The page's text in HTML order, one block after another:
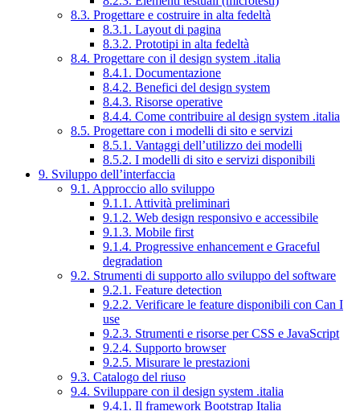
8.3. Progettare e costruire in alta fedeltà
8.3.1. Layout di pagina
8.3.2. Prototipi in alta fedeltà
8.4. Progettare con il design system .italia
8.4.1. Documentazione
8.4.2. Benefici del design system
8.4.3. Risorse operative
8.4.4. Come contribuire al design system .italia
8.5. Progettare con i modelli di sito e servizi
8.5.1. Vantaggi dell’utilizzo dei modelli
8.5.2. I modelli di sito e servizi disponibili
9. Sviluppo dell’interfaccia
9.1. Approccio allo sviluppo
9.1.1. Attività preliminari
9.1.2. Web design responsivo e accessibile
9.1.3. Mobile first
9.1.4. Progressive enhancement e Graceful
degradation
9.2. Strumenti di supporto allo sviluppo del software
9.2.1. Feature detection
9.2.2. Verificare le feature disponibili con Can I
use
9.2.3. Strumenti e risorse per CSS e JavaScript
9.2.4. Supporto browser
9.2.5. Misurare le prestazioni
9.3. Catalogo del riuso
9.4. Sviluppare con il design system .italia
9.4.1. Il framework Bootstrap Italia